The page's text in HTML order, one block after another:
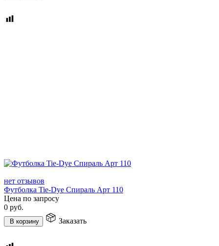
нет отзывов
Футболка Tie-Dye Спираль Арт 110
Цена по запросу
0 руб.
В корзину Заказать